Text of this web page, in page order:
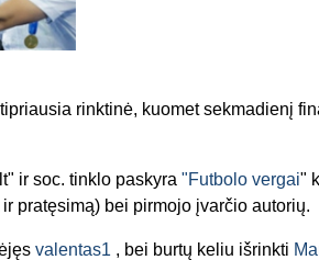
rinktinė, kuomet sekmadienį
ir soc. tinklo paskyra "Futbolo vergai"
pratęsimą) bei pirmojo įvarčio autorių.
valentas1 , bei burtų keliu išrinkti